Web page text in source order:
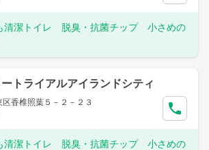
清潔トイレ 脱臭・抗菌チップ 小さめの
トライアルアイランドシティ
香椎照葉５－２－２３
清潔トイレ 脱臭・抗菌チップ 小さめの